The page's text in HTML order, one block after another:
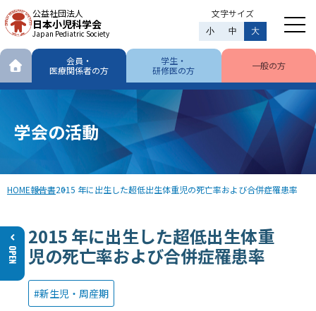
公益社団法人
日本小児科学会
Japan Pediatric Society
文字サイズ
小 中 大
会員・
医療関係者の方
学生・
研修医の方
一般の方
学会の活動
HOME報告書2015 年に出生した超低出生体重児の死亡率および合併症罹患率
2015 年に出生した超低出生体重
児の死亡率および合併症罹患率
新生児・周産期